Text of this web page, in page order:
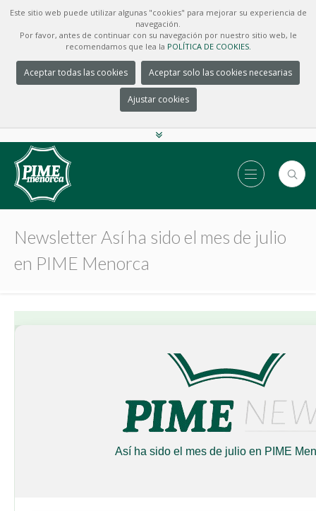
Este sitio web puede utilizar algunas "cookies" para mejorar su experiencia de
navegación.
Por favor, antes de continuar con su navegación por nuestro sitio web, le
recomendamos que lea la POLÍTICA DE COOKIES.
Aceptar todas las cookies Aceptar solo las cookies necesarias
Ajustar cookies
Newsletter Así ha sido el mes de julio
en PIME Menorca